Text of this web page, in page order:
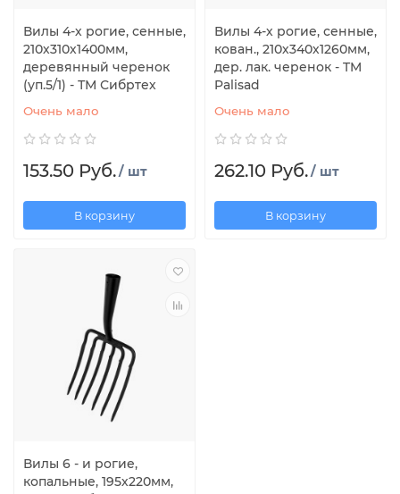
Вилы 4-х рогие, сенные,
210х310х1400мм,
деревянный черенок
(уп.5/1) - ТМ Сибртех
Очень мало
153.50 Руб./ шт
В корзину
Вилы 4-х рогие, сенные,
кован., 210х340х1260мм,
дер. лак. черенок - TM
Palisad
Очень мало
262.10 Руб./ шт
В корзину
Вилы 6 - и рогие,
копальные, 195х220мм,